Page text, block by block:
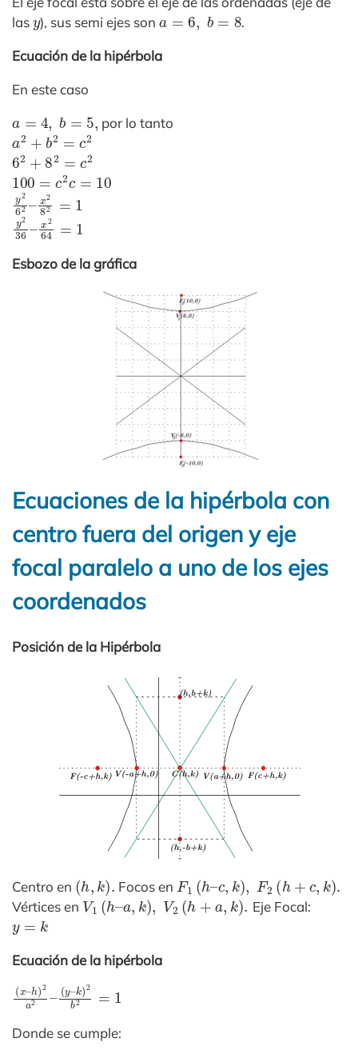
lasy), sus semi ejes sona=6,b =8
.
Ecuación de la hipérbola
En este caso
b = por lo tanto
a2 b2=
2
62 + 82
2
100 =c 2 = 10
y2 2–
x2 2=
y2 36–
x2 64=
Esbozo de la gráfica
Ecuaciones de la hipérbola con
centro fuera del origen y eje
focal paralelo a uno de los ejes
coordenados
Posición de la Hipérbola
Centro en (h k) . Focos en F1 (h k) , 2(h +c
Vértices en V1(h – a,k),V2(h+ a,k ). Eje Focal:
y=k
Ecuación de la hipérbola
(x–h)2 a2–(y
k)2b2 =1
Donde se cumple: